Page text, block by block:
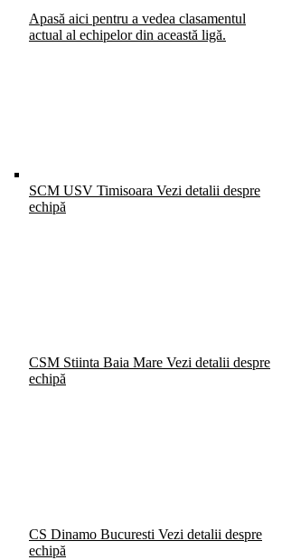
Apasă aici pentru a vedea clasamentul
actual al echipelor din această ligă.
SCM USV Timisoara Vezi detalii despre
echipă
CSM Stiinta Baia Mare Vezi detalii despre
echipă
CS Dinamo Bucuresti Vezi detalii despre
echipă